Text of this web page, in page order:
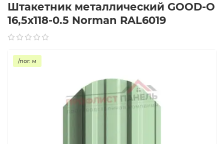
Штакетник металлический GOOD-O
16,5х118-0.5 Norman RAL6019
/пог. м